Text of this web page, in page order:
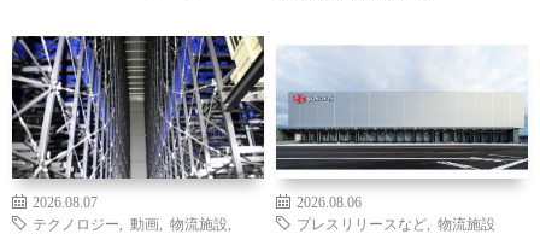
2026.08.07
テクノロジー
動画 物流施設
2026.08.06
プレスリリースなど
物流施設